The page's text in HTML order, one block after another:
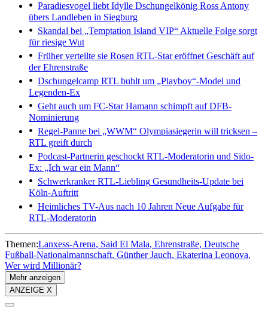
Paradiesvogel liebt Idylle Dschungelkönig Ross Antony
übers Landleben in Siegburg
Skandal bei „Temptation Island VIP“ Aktuelle Folge sorgt
für riesige Wut
Früher verteilte sie Rosen RTL-Star eröffnet Geschäft auf
der Ehrenstraße
Dschungelcamp RTL buhlt um „Playboy“-Model und
Legenden-Ex
Geht auch um FC-StarHamann schimpft auf DFB-
Nominierung
Regel-Panne bei „WWM“ Olympiasiegerin will tricksen –
RTL greift durch
Podcast-Partnerin geschockt RTL-Moderatorin und Sido-
Ex: „Ich war ein Mann“
Schwerkranker RTL-Liebling Gesundheits-Update bei
Köln-Auftritt
Heimliches TV-Aus nach 10 Jahren Neue Aufgabe für
RTL-Moderatorin
Themen:Lanxess-Arena Said El Mala Ehrenstraße Deutsche
Fußball-Nationalmannschaft Günther Jauch Ekaterina Leonova
Wer wird Millionär?
Mehr anzeigen
ANZEIGE X